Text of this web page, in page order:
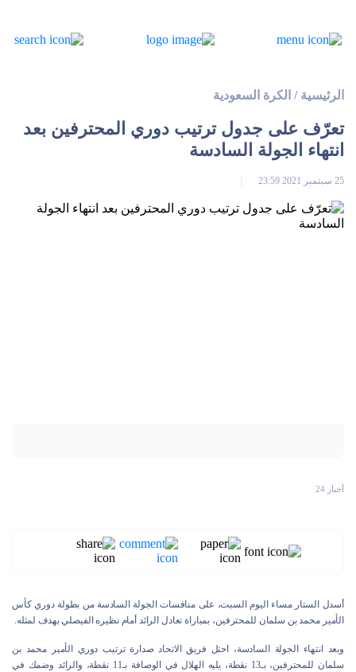
الرئيسية / الكرة السعودية
تعرّف على جدول ترتيب دوري المحترفين بعد
انتهاء الجولة السادسة
25 سبتمبر 2021 23:59
أخبار 24
أسدل الستار مساء اليوم السبت، على منافسات الجولة السادسة من بطولة دوري كأس
الأمير محمد بن سلمان للمحترفين، بمباراة تعادل الرائد أمام نظيره الفيصلي بهدف لمثله.
وبعد انتهاء الجولة السادسة، احتل فريق الاتحاد صدارة ترتيب دوري الأمير محمد بن
سلمان للمحترفين، بـ13 نقطة، يليه الهلال في الوصافة بـ11 نقطة، والرائد وضمك في